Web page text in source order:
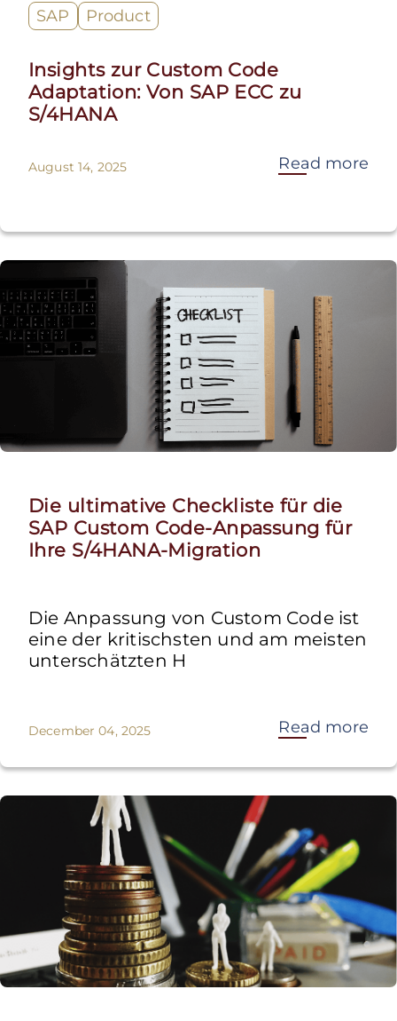
SAP Product
Insights zur Custom Code
Adaptation: Von SAP ECC zu
S/4HANA
August 14, 2025 Read more
Die ultimative Checkliste für die
SAP Custom Code-Anpassung für
Ihre S/4HANA-Migration
Die Anpassung von Custom Code ist
eine der kritischsten und am meisten
unterschätzten H
December 04, 2025 Read more